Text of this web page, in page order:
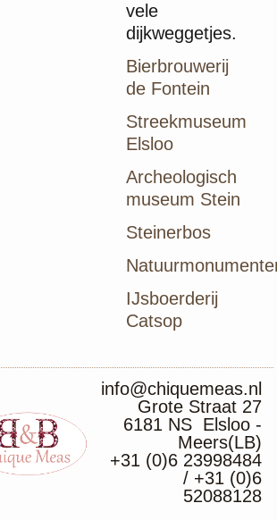
vele
dijkweggetjes.
Bierbrouwerij
de Fontein
Streekmuseum
Elsloo
Archeologisch
museum Stein
Steinerbos
IJsboerderij
Catsop
info@chiquemeas.nl
Grote Straat 27
6181 NS Elsloo -
Meers(LB)
+31 (0)6 23998484
/ +31 (0)6
52088128